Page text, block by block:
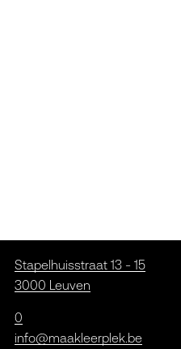
Stapelhuisstraat 13 - 15
3000 Leuven
0
info@maakleerplek.be